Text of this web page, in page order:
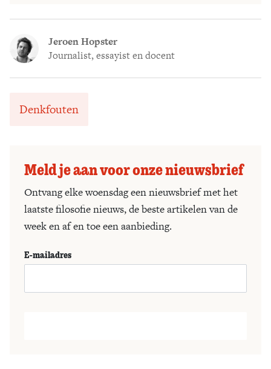
Jeroen Hopster
Journalist, essayist en docent
Denkfouten
Meld je aan voor onze nieuwsbrief
Ontvang elke woensdag een nieuwsbrief met het
laatste filosofie nieuws, de beste artikelen van de
week en af en toe een aanbieding.
E-mailadres